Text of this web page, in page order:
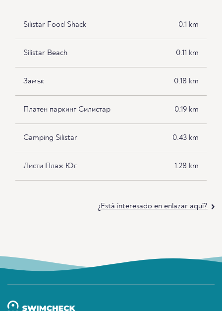
Silistar Food Shack 0.1 km
Silistar Beach 0.11 km
Замък 0.18 km
Платен паркинг Силистар 0.19 km
Camping Silistar 0.43 km
Листи Плаж Юг 1.28 km
¿Está interesado en enlazar aquí?